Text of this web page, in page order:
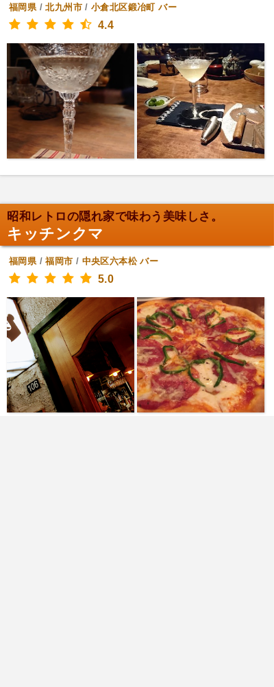
福岡県/北九州市/小倉北区鍛冶町 バー
4.4
昭和レトロの隠れ家で味わう美味しさ。
キッチンクマ
福岡県/福岡市 / 中央区六本松 バー
5.0